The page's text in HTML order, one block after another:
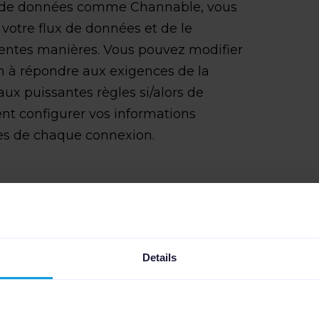
Details
données comme Channable, vous
flux de données et de le
manières. Vous pouvez modifier
à répondre aux exigences de la
puissantes règles si/alors de
configurer vos informations
de chaque connexion.
grâce
vous permet non seulement de
mais vous donne